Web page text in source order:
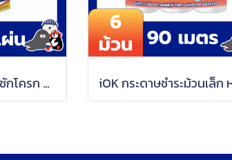
iOK กระดาษรองนั่งชักโครก แบบซองซิปล็อค 10 แผ่น/ซอง x 10 ซอง (1 กล่อง) iOK กระดาษรองนั่งชักโครก แบบซองซิปล็อค 10 แผ่น/ซอง x 10 ซอง (1 กล่อง) iOK กระดาษรองนั่งชักโครก แบบซองซิปล็อค 10 แผ่น/ซอง x 10 ซอง (1 กล่อง) iOK กระดาษรองนั่งชักโครก แบบซองซิปล็อค